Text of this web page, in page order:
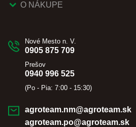
O NÁKUPE
Nové Mesto n. V.
0905 875 709
Prešov
0940 996 525
(Po - Pia: 7:00 - 15:30)
agroteam.nm@agroteam.sk
agroteam.po@agroteam.sk